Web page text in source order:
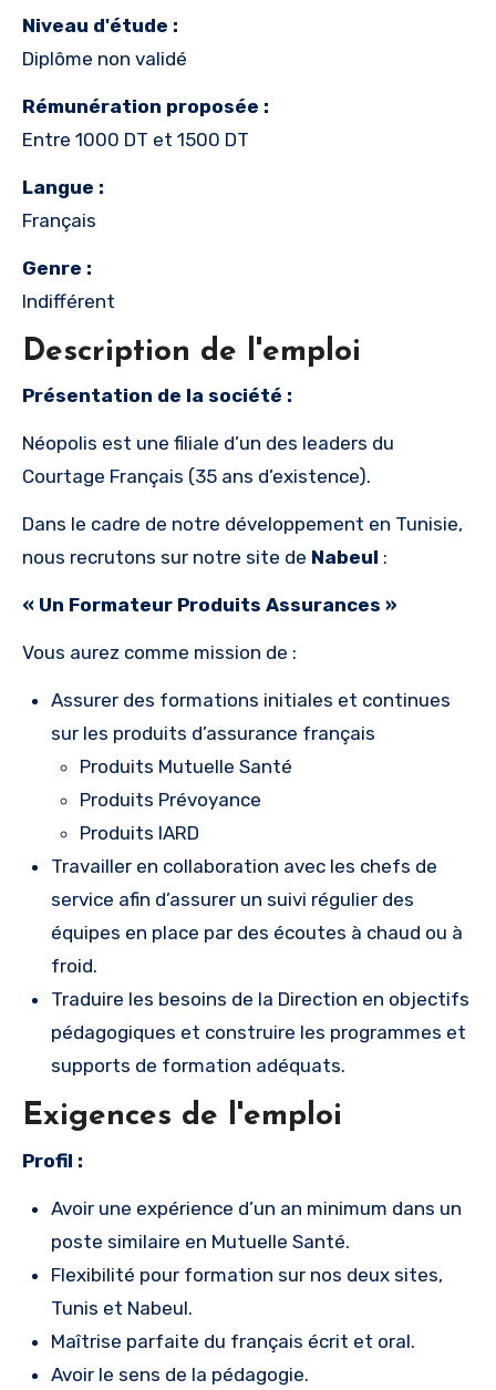
Niveau d'étude :
Diplôme non validé
Rémunération proposée :
Entre 1000 DT et 1500 DT
Langue :
Français
Genre :
Indifférent
Description de l'emploi
Présentation de la société :
Néopolis est une filiale d’un des leaders du
Courtage Français (35 ans d’existence).
Dans le cadre de notre développement en Tunisie,
nous recrutons sur notre site de Nabeul :
« Un Formateur Produits Assurances »
Vous aurez comme mission de :
Assurer des formations initiales et continues
sur les produits d’assurance français
Produits Mutuelle Santé
Produits Prévoyance
Produits IARD
Travailler en collaboration avec les chefs de
service afin d’assurer un suivi régulier des
équipes en place par des écoutes à chaud ou à
froid.
Traduire les besoins de la Direction en objectifs
pédagogiques et construire les programmes et
supports de formation adéquats.
Exigences de l'emploi
Profil :
Avoir une expérience d’un an minimum dans un
poste similaire en Mutuelle Santé.
Flexibilité pour formation sur nos deux sites,
Tunis et Nabeul.
Maîtrise parfaite du français écrit et oral.
Avoir le sens de la pédagogie.